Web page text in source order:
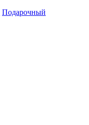
Подарочный